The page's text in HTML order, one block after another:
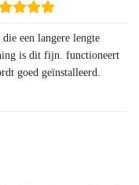
een langere lengte
is dit fijn. functioneert
goed geïnstalleerd.